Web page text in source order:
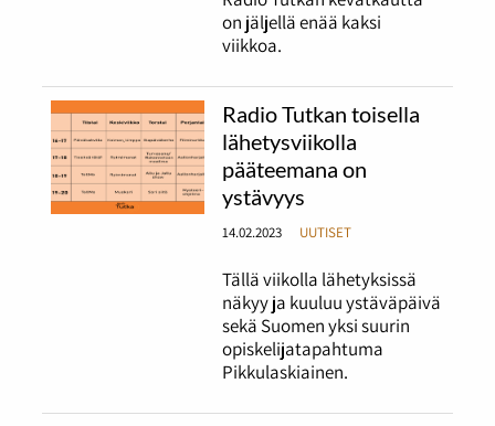
on jäljellä enää kaksi
viikkoa.
Radio Tutkan toisella
lähetysviikolla
pääteemana on
ystävyys
14.02.2023 UUTISET
Tällä viikolla lähetyksissä
näkyy ja kuuluu ystäväpäivä
sekä Suomen yksi suurin
opiskelijatapahtuma
Pikkulaskiainen.